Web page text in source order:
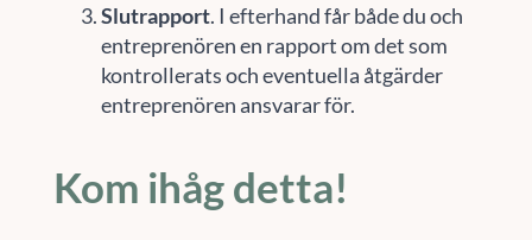
Slutrapport. I efterhand får både du och
entreprenören en rapport om det som
kontrollerats och eventuella åtgärder
entreprenören ansvarar för.
Kom ihåg detta!